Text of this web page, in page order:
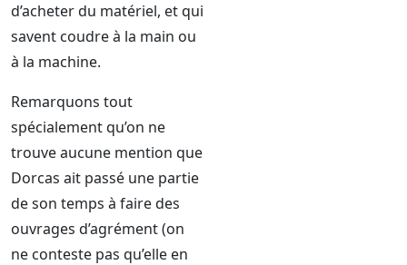
d’acheter du matériel, et qui
savent coudre à la main ou
à la machine.
Remarquons tout
spécialement qu’on ne
trouve aucune mention que
Dorcas ait passé une partie
de son temps à faire des
ouvrages d’agrément (on
ne conteste pas qu’elle en